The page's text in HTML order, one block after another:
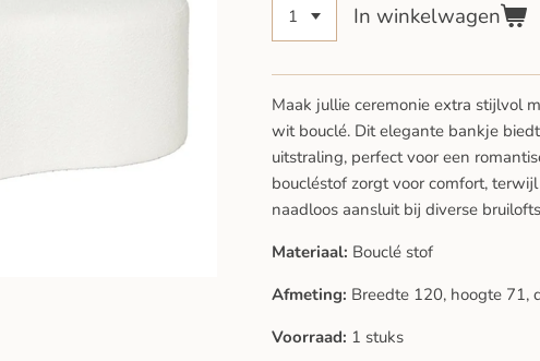
In winkelwagen
Maak jullie ceremonie extra stijlvol
wit bouclé. Dit elegante bankje
uitstraling, perfect voor een
boucléstof zorgt voor comfort,
naadloos aansluit bij diverse
Materiaal: Bouclé stof
Afmeting: Breedte 120, hoogte 71,
Voorraad: 1 stuks